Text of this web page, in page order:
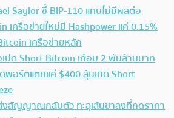
Saylor ชี้ BIP-110 แทบไม่มีผลต่อ
เครือข่ายใหม่มี Hashpower แค่ 0.15%
เครือข่ายหลัก
เปิด Short Bitcoin เกือบ 2 พันล้านบาท
พอร์ตแตกแค่ $400 ลุ้นเกิด Short
งสัญญาณกลับตัว ทะลุเส้นขาลงที่กดราคา